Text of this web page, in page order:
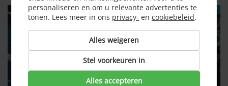
personaliseren en om u relevante advertenties te
tonen. Lees meer in ons privacy- encookiebeleid.
Alles weigeren
Stel voorkeuren in
Alles accepteren